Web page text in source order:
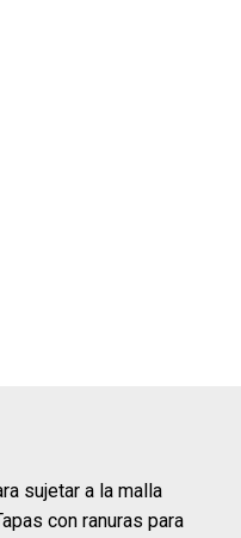
sujetar a la malla
con ranuras para